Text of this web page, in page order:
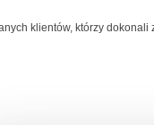
klientów, którzy dokonali